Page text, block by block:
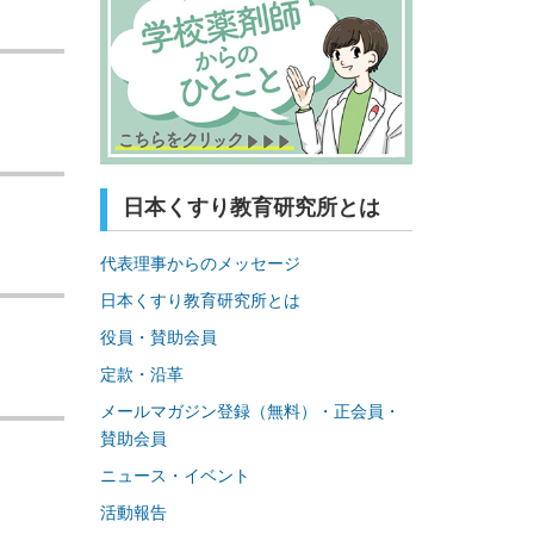
日本くすり教育研究所とは
代表理事からのメッセージ
日本くすり教育研究所とは
役員・賛助会員
定款・沿革
メールマガジン登録（無料）・正会員・
賛助会員
ニュース・イベント
活動報告